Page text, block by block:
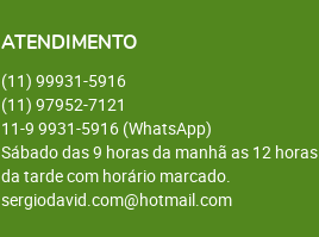
ATENDIMENTO
(11) 99931-5916
(11) 97952-7121
11-9 9931-5916 (WhatsApp)
Sábado das 9 horas da manhã as 12 horas
da tarde com horário marcado.
sergiodavid.com@hotmail.com